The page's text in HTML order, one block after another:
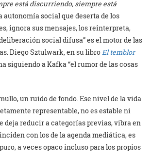
está discurriendo, siempre está
autonomía social que deserta de los
ignora sus mensajes, los reinterpreta,
social difusa” es el motor de las
Diego Sztulwark, en su libroEl temblor
siguiendo a Kafka “el rumor de las cosas
un ruido de fondo. Ese nivel de la vida
representable, no es estable ni
deja reducir a categorías previas, vibra en
con los de la agenda mediática, es
a veces opaco incluso para los propios